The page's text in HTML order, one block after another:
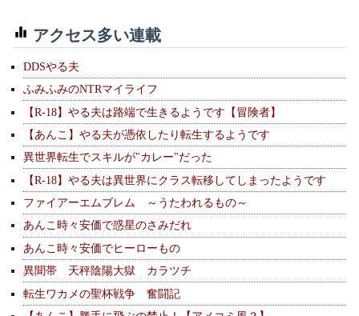
アクセス多い連載
DDSやる夫
ふみふみのNTRマイライフ
【R-18】やる夫は路端で生きるようです【冒険者】
【あんこ】やる夫が憑依したり転生するようです
異世界転生でスキルが"カレー"だった
【R-18】やる夫は異世界にクラス転移してしまったようです
ファイアーエムブレム ～うたわれるもの～
あんこ時々安価で惑星のさみだれ
あんこ時々安価でヒーローもの
異聞帯 天秤陰陽大獄 カラツチ
転生ワカメの聖杯戦争 奮闘記